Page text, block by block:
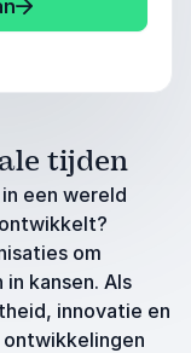
tijden
een wereld
om
kansen. Als
innovatie en